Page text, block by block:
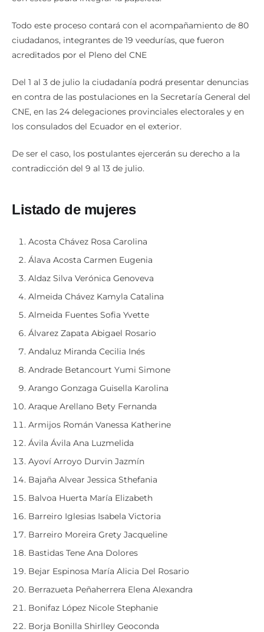
Todo este proceso contará con el acompañamiento de 80
ciudadanos, integrantes de 19 veedurías, que fueron
acreditados por el Pleno del CNE
Del 1 al 3 de julio la ciudadanía podrá presentar denuncias
en contra de las postulaciones en la Secretaría General del
CNE, en las 24 delegaciones provinciales electorales y en
los consulados del Ecuador en el exterior.
De ser el caso, los postulantes ejercerán su derecho a la
contradicción del 9 al 13 de julio.
Listado de mujeres
Acosta Chávez Rosa Carolina
Álava Acosta Carmen Eugenia
Aldaz Silva Verónica Genoveva
Almeida Chávez Kamyla Catalina
Almeida Fuentes Sofia Yvette
Álvarez Zapata Abigael Rosario
Andaluz Miranda Cecilia Inés
Andrade Betancourt Yumi Simone
Arango Gonzaga Guisella Karolina
Araque Arellano Bety Fernanda
Armijos Román Vanessa Katherine
Ávila Ávila Ana Luzmelida
Ayoví Arroyo Durvin Jazmín
Bajaña Alvear Jessica Sthefania
Balvoa Huerta María Elizabeth
Barreiro Iglesias Isabela Victoria
Barreiro Moreira Grety Jacqueline
Bastidas Tene Ana Dolores
Bejar Espinosa María Alicia Del Rosario
Berrazueta Peñaherrera Elena Alexandra
Bonifaz López Nicole Stephanie
Borja Bonilla Shirlley Geoconda